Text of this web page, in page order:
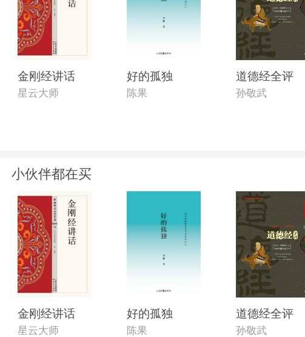
金刚经讲话
星云大师
好的孤独
陈果
道德经全评
孙敬武
小伙伴都在买
金刚经讲话
星云大师
好的孤独
陈果
道德经全评
孙敬武